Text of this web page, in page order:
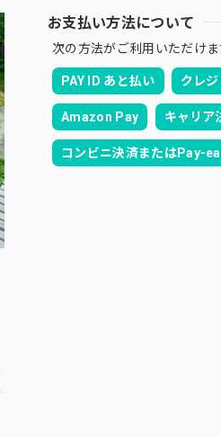
お支払い方法について
次の方法がご利用いただけま
PAY ID あと払い クレ
Amazon Pay キャリア
コンビニ決済またはPay-